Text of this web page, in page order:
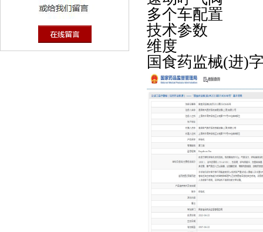
多个车配置
技术参数
维度
国食药监械(进)